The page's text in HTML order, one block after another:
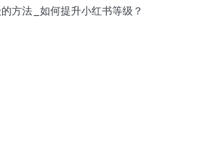
方法_如何提升小红书等级？